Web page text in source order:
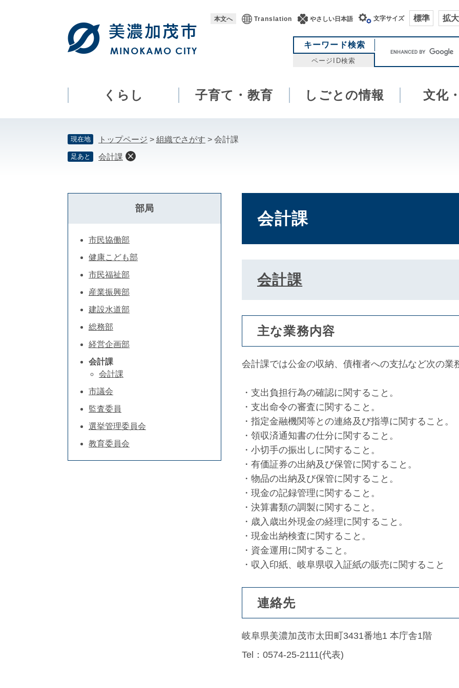
本
本文へ Translation やさしい日本語 文字サイズ 標準 拡大
キーワード検索
ページID検索
ワ
ド
索
くらし 子育て・教育 しごとの情報 文化
現在地 トップページ > 組織でさがす > 会計課
足あと 会計課
会計課
会計課
主な業務内容
会計課では公金の収納、債権者への支払など次の業
・支出負担行為の確認に関すること。
・支出命令の審査に関すること。
・指定金融機関等との連絡及び指導に関すること。
・領収済通知書の仕分に関すること。
・小切手の振出しに関すること。
・有価証券の出納及び保管に関すること。
・物品の出納及び保管に関すること。
・現金の記録管理に関すること。
・決算書類の調製に関すること。
・歳入歳出外現金の経理に関すること。
・現金出納検査に関すること。
・資金運用に関すること。
・収入印紙、岐阜県収入証紙の販売に関すること
連絡先
岐阜県美濃加茂市太田町3431番地1 本庁舎1階
Tel：0574-25-2111 代表
部局
市民協働部
健康こども部
市民福祉部
産業振興部
建設水道部
総務部
経営企画部
会計課
会計課
市議会
監査委員
選挙管理委員会
教育委員会